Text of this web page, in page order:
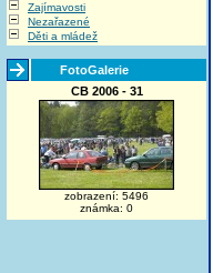
Zajímavosti
Nezařazené
Děti a mládež
FotoGalerie
CB 2006 - 31
zobrazení: 5496
známka: 0